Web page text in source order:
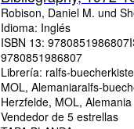
Robison, Daniel M. und
Idioma: Inglés
ISBN 13: 9780851986807
9780851986807
Librería: ralfs-
MOL, Alemaniaralfs-
Herzfelde, MOL, Alemania
Vendedor de 5 estrellas